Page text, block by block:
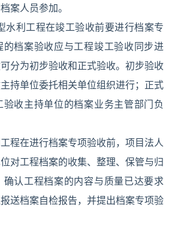
案人员参加。
水利工程在竣工验收前要进行档案专
档案验收应与工程竣工验收同步进
分为初步验收和正式验收。初步验收
持单位委托相关单位组织进行；正式
收主持单位的档案业务主管部门负
程在进行档案专项验收前，项目法人
对工程档案的收集、整理、保管与归
确认工程档案的内容与质量已达要求
送档案自检报告，并提出档案专项验